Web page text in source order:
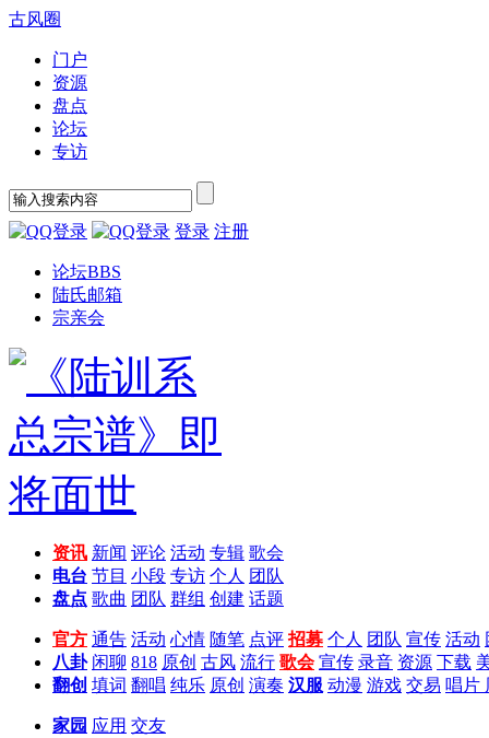
古风圈
门户
资源
盘点
论坛
专访
登录 注册
论坛BBS
陆氏邮箱
宗亲会
资讯 新闻 评论 活动 专辑 歌会
电台 节目 小段 专访 个人 团队
盘点 歌曲 团队 群组 创建 话题
官方 通告 活动 心情 随笔 点评 招募 个人 团队 宣传 活动
八卦 闲聊 818 原创 古风 流行 歌会 宣传 录音 资源 下载
翻创 填词 翻唱 纯乐 原创 演奏 汉服 动漫 游戏 交易 唱片
家园 应用 交友